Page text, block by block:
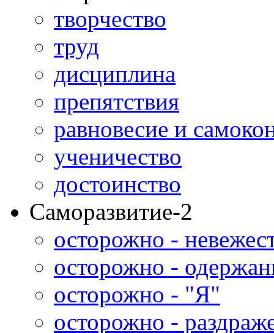
творчество
труд
дисциплина
препятствия
равновесие и
ученичество
достоинство
Саморазвитие-2
осторожно -
осторожно -
осторожно - "Я"
осторожно -